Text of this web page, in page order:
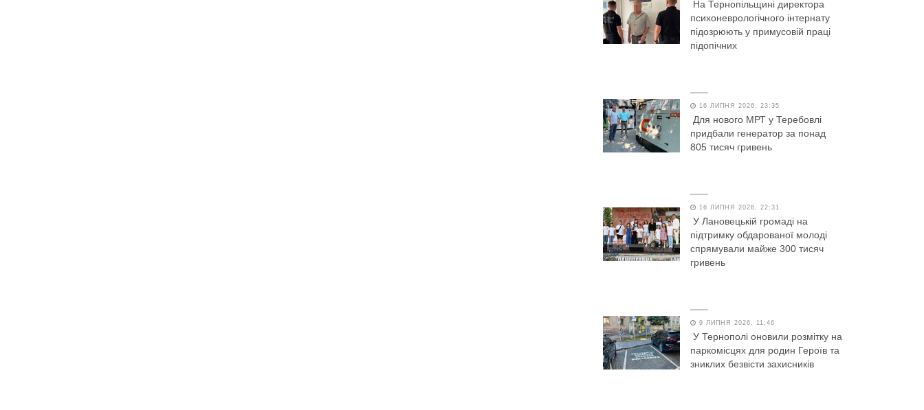
На Тернопільщині директора
психоневрологічного інтернату
підозрюють у примусовій праці
підопічних
16 ЛИПНЯ 2026, 23:35
Для нового МРТ у Теребовлі
придбали генератор за понад
805 тисяч гривень
16 ЛИПНЯ 2026, 22:31
У Лановецькій громаді на
підтримку обдарованої молоді
спрямували майже 300 тисяч
гривень
9 ЛИПНЯ 2026, 11:46
У Тернополі оновили розмітку на
паркомісцях для родин Героїв та
зниклих безвісти захисників